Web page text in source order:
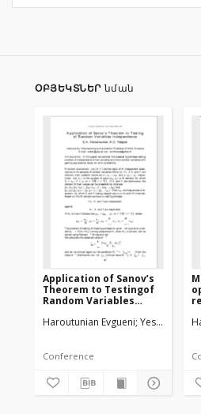
ՕԲՅԵԿՏՆԵՐ նման
Application of Sanov’s
Theorem to Testingof
Random Variables
Haroutunian Evgueni Yesayan
Conference